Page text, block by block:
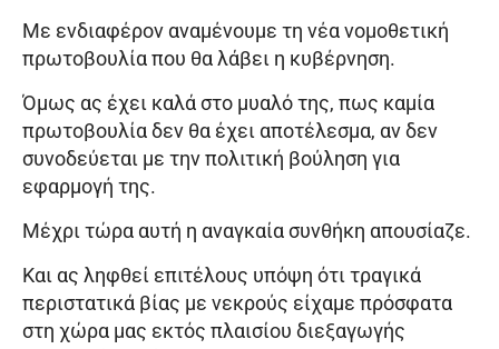
Με ενδιαφέρον αναμένουμε τη νέα νομοθετική
πρωτοβουλία που θα λάβει η κυβέρνηση.
Όμως ας έχει καλά στο μυαλό της, πως καμία
πρωτοβουλία δεν θα έχει αποτέλεσμα, αν δεν
συνοδεύεται με την πολιτική βούληση για
εφαρμογή της.
Μέχρι τώρα αυτή η αναγκαία συνθήκη απουσίαζε.
Και ας ληφθεί επιτέλους υπόψη ότι τραγικά
περιστατικά βίας με νεκρούς είχαμε πρόσφατα
στη χώρα μας εκτός πλαισίου διεξαγωγής